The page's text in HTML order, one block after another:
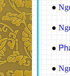
●
●
●
●